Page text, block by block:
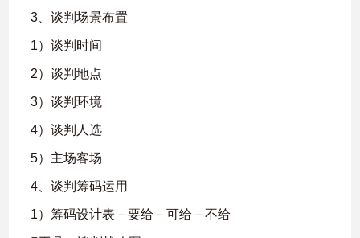
3、谈判场景布置
1）谈判时间
2）谈判地点
3）谈判环境
4）谈判人选
5）主场客场
4、谈判筹码运用
1）筹码设计表－要给－可给－不给